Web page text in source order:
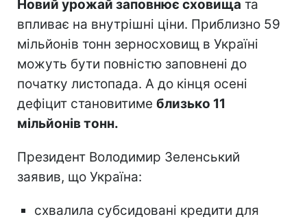
Новий урожай заповнює сховища та
впливає на внутрішні ціни. Приблизно 59
мільйонів тонн зерносховищ в Україні
можуть бути повністю заповнені до
початку листопада. А до кінця осені
дефіцит становитиме близько 11
мільйонів тонн.
Президент Володимир Зеленський
заявив, що Україна:
схвалила субсидовані кредити для